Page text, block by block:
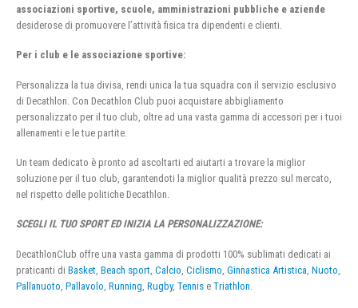
associazioni sportive, scuole, amministrazioni pubbliche e aziende
desiderose di promuovere l’attività fisica tra dipendenti e clienti.
Per i club e le associazione sportive:
Personalizza la tua divisa, rendi unica la tua squadra con il servizio esclusivo
di Decathlon. Con Decathlon Club puoi acquistare abbigliamento
personalizzato per il tuo club, oltre ad una vasta gamma di accessori per i tuoi
allenamenti e le tue partite.
Un team dedicato è pronto ad ascoltarti ed aiutarti a trovare la miglior
soluzione per il tuo club, garantendoti la miglior qualità prezzo sul mercato,
nel rispetto delle politiche Decathlon.
SCEGLI IL TUO SPORT ED INIZIA LA PERSONALIZZAZIONE:
DecathlonClub offre una vasta gamma di prodotti 100% sublimati dedicati ai
praticanti di Basket Beach sport Calcio Ciclismo Ginnastica Artistica Nuoto
Pallanuoto Pallavolo Running Rugby, Tennis e Triathlon